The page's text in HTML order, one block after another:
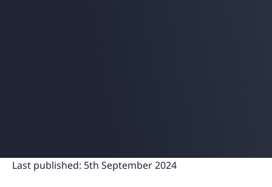
Last published: 5th September 2024